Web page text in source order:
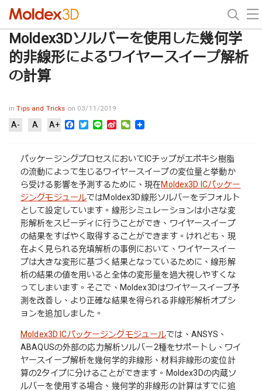
Moldex3Dソルバーを使用した幾何学
的非線形によるワイヤースイープ解析
の計算
inTips and Tricks on 03/11/2019
A- A A+ Facebook
Twitter
Line Sina WeChat
パッケージングプロセスにおいてICチップがエポキシ樹脂
の流動によって生じるワイヤースイープの変位量と挙動か
ら受ける影響を予測するために、現在Moldex3D ICパッケー
ジングモジュールではMoldex3D線形ソルバーをデフォルト
として設定しています。線形シミュレーションは小さな変
形解析をスピーディに行うことができ、ワイヤースイープ
の結果をすばやく取得することができます。けれども、現
在よく見られる充填解析の事例において、ワイヤースイー
プは大きな変形に基づく結果となっているために、線形解
析の結果の値を用いると全体の変形量を過大視しやすくな
ってしまいます。そこで、Moldex3Dはワイヤースイープ予
測を改善し、より正確な結果を得られる非線形解析オプシ
ョンを追加しました。
Moldex3D ICパッケージングモジュールでは、ANSYS、
ABAQUSの外部の応力解析ソルバー2種をサポートし、ワイ
ヤースイープ解析を幾何学的非線形、材料非線形の変位計
算の2タイプに分けることができます。Moldex3Dの内蔵ソ
ルバーを使用する場合、幾何学的非線形の計算はすでに追